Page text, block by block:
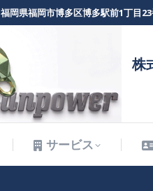
福岡県福岡市博多区博多駅前1丁目
株
サービス
サービス